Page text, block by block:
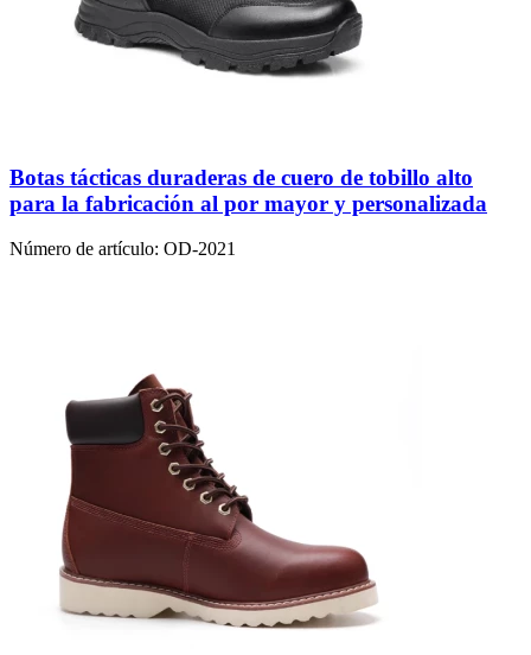
Botas tácticas duraderas de cuero de tobillo alto
para la fabricación al por mayor y personalizada
Número de artículo: OD-2021